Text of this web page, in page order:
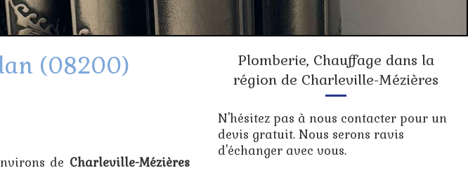
(08200)
de Charleville-Mézières
Plomberie, Chauffage dans la
région de Charleville-Mézières
N'hésitez pas à nous contacter pour un
devis gratuit. Nous serons ravis
d'échanger avec vous.